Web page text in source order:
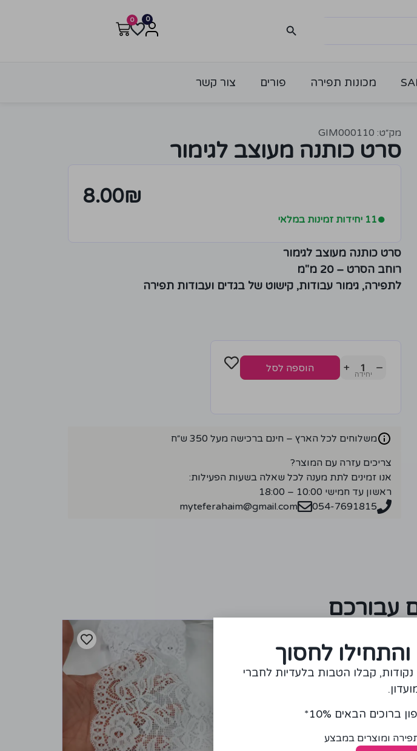
0
0
מכונות תפירה פורים צור קשר
מק״ט: GIM000110
סרט כותנה מעוצב לגימור
8.00₪
●11 יחידות זמינות במלאי
סרט כותנה מעוצב לגימור
רוחב הסרט – 20 מ"מ
לתפירה, גימור עבודות, קישוט של בגדים ועבודות תפירה
−
+ הוספה לסל
משלוחים לכל הארץ – חינם ברכישה מעל 350 ש״ח
צריכים עזרה עם המוצר?
אנו זמינים לתת מענה לכל שאלה בשעות הפעילות:
ראשון עד חמישי 10:00 – 18:00
054-7691815
myteferahaim@gmail.com
עבורכם
לחסוך
נקודות, קבלו הטבות בלעדיות לחברי
הבאים 10%*
ומוצרים במבצע